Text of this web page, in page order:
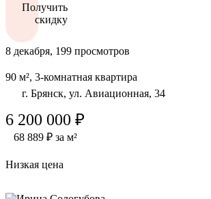
Получить
скидку
8 декабря, 199 просмотров
90 м², 3-комнатная квартира
г. Брянск, ул. Авиационная, 34
6 200 000 ₽
68 889 ₽ за м²
Низкая цена